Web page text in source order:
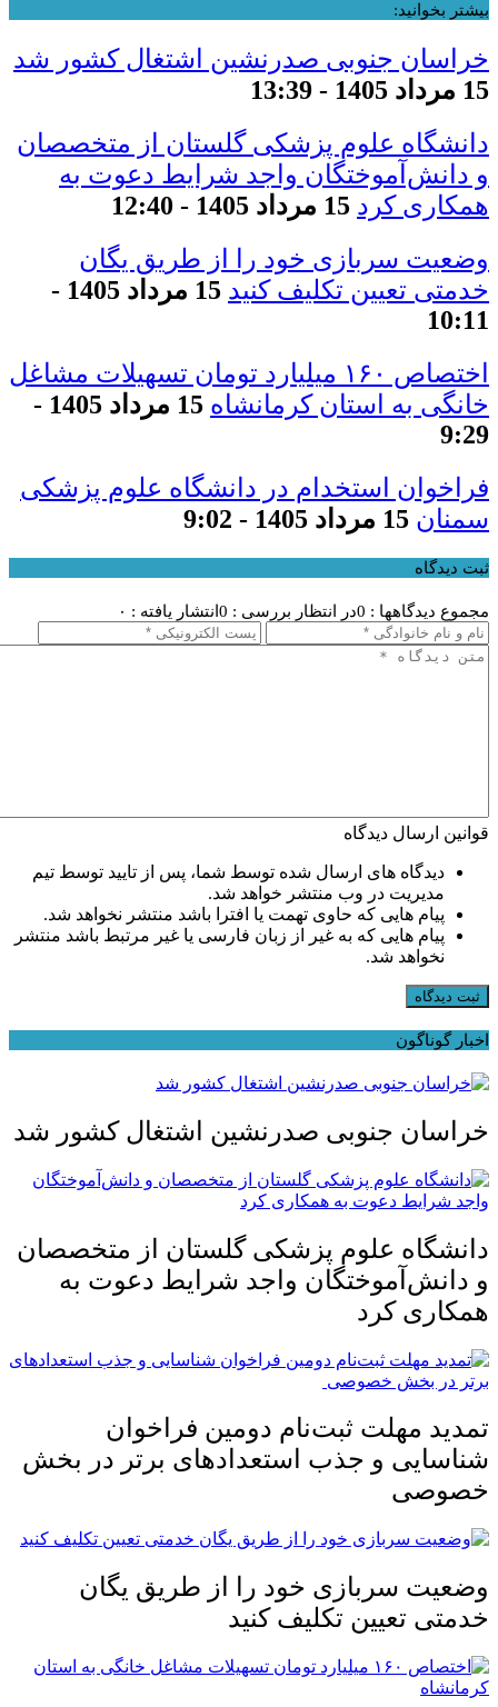
بیشتر بخوانید:
خراسان جنوبی صدرنشین اشتغال کشور شد
15 مرداد 1405 - 13:39
دانشگاه علوم پزشکی گلستان از متخصصان
و دانش‌آموختگان واجد شرایط دعوت به
همکاری کرد 15 مرداد 1405 - 12:40
وضعیت سربازی خود را از طریق یگان
خدمتی تعیین تکلیف کنید
15 مرداد 1405 -
10:11
اختصاص ۱۶۰ میلیارد تومان تسهیلات مشاغل
خانگی به استان کرمانشاه
15 مرداد 1405 -
9:29
فراخوان استخدام در دانشگاه علوم پزشکی
سمنان 15 مرداد 1405 - 9:02
ثبت دیدگاه
مجموع دیدگاهها : 0 در انتظار بررسی : 0 انتشار یافته : ۰
قوانین ارسال دیدگاه
دیدگاه های ارسال شده توسط شما، پس از تایید توسط تیم
مدیریت در وب منتشر خواهد شد.
پیام هایی که حاوی تهمت یا افترا باشد منتشر نخواهد شد.
پیام هایی که به غیر از زبان فارسی یا غیر مرتبط باشد منتشر
نخواهد شد.
ثبت دیدگاه
اخبار گوناگون
خراسان جنوبی صدرنشین اشتغال کشور شد
دانشگاه علوم پزشکی گلستان از متخصصان
و دانش‌آموختگان واجد شرایط دعوت به
همکاری کرد
تمدید مهلت ثبت‌نام دومین فراخوان
شناسایی و جذب استعدادهای برتر در بخش
خصوصی
وضعیت سربازی خود را از طریق یگان
خدمتی تعیین تکلیف کنید